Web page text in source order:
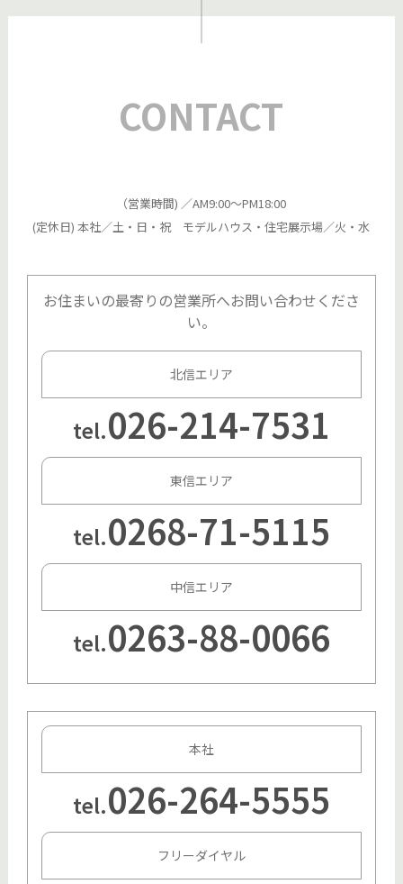
CONTACT
（営業時間) ／AM9:00～PM18:00
(定休日) 本社／土・日・祝 モデルハウス・住宅展示場／火・水
お住まいの最寄りの営業所へお問い合わせくださ
い。
北信エリア
tel.026-214-7531
東信エリア
tel.0268-71-5115
中信エリア
tel.0263-88-0066
本社
tel.026-264-5555
フリーダイヤル